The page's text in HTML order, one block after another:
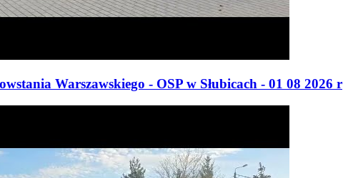
Warszawskiego - OSP w Słubicach - 01 08 2026 r